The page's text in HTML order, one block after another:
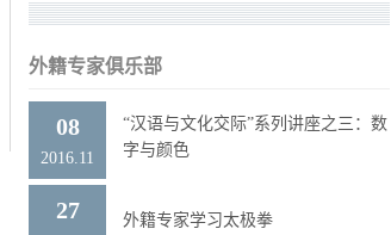
外籍专家俱乐部
08
2016.11
“汉语与文化交际”系列讲座之三：数
字与颜色
27 外籍专家学习太极拳